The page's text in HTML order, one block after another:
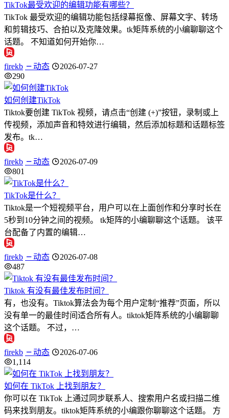
TikTok最受欢迎的编辑功能有哪些？
TikTok 最受欢迎的编辑功能包括绿幕抠像、屏幕文字、转场
和剪辑技巧、合拍以及克隆效果。tk矩阵系统的小编聊聊这个
话题。 不知道如何开始你…
firekb 动态
2026-07-27
290
如何创建TikTok
Tiktok要创建 TikTok 视频，请点击“创建 (+)”按钮，录制或上
传视频，添加声音和特效进行编辑，然后添加标题和话题标签
发布。tk…
firekb 动态
2026-07-09
801
TikTok是什么？
Tiktok是一个短视频平台，用户可以在上面创作和分享时长在
5秒到10分钟之间的视频。 tk矩阵的小编聊聊这个话题。 该平
台配备了内置的编辑…
firekb 动态
2026-07-08
487
Tiktok 有没有最佳发布时间？
有，也没有。Tiktok算法会为每个用户定制“推荐”页面，所以
没有单一的最佳时间适合所有人。tiktok矩阵系统的小编聊聊
这个话题。 不过，…
firekb 动态
2026-07-06
1,114
如何在 TikTok 上找到朋友？
你可以在 TikTok 上通过同步联系人、搜索用户名或扫描二维
码来找到朋友。tiktok矩阵系统的小编跟你聊聊这个话题。 方